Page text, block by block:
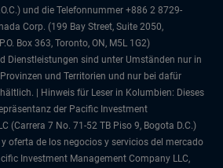
und die Telefonnummer +886 2 8729-
Corp. (199 Bay Street, Suite 2050,
Box 363, Toronto, ON, M5L 1G2)
Dienstleistungen sind unter Umständen nur in
und Territorien und nur bei dafür
| Hinweis für Leser in Kolumbien: Dieses
der Pacific Investment
(Carrera 7 No. 71-52 TB Piso 9, Bogota D.C.)
oferta de los negocios y servicios del mercado
Investment Management Company LLC,